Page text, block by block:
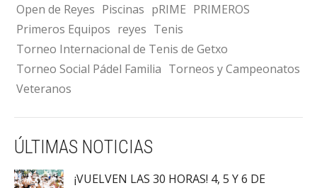
Open de Reyes Piscinas pRIME PRIMEROS
Primeros Equipos reyes Tenis
Torneo Internacional de Tenis de Getxo
Torneo Social Pádel Familia Torneos y Campeonatos
Veteranos
ÚLTIMAS NOTICIAS
¡VUELVEN LAS 30 HORAS! 4, 5 Y 6 DE